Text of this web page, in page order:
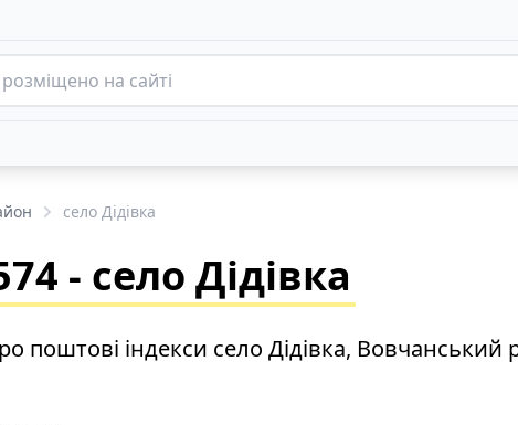
село Дідівка
- село Дідівка
поштові індекси село Дідівка, Вовчанський